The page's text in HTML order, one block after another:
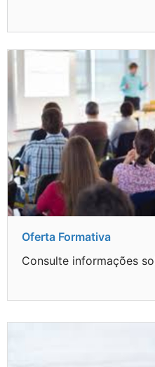
Oferta Formativa
Consulte informações